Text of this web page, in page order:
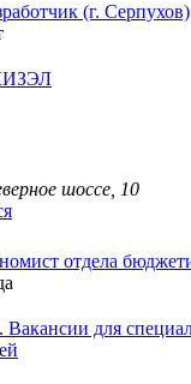
(г. Серпухов)
шоссе, 10
отдела
для